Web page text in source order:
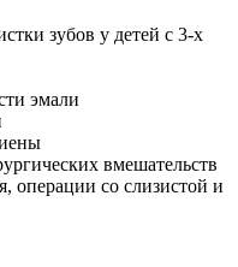
зубов у детей с 3-х
эмали
вмешательств
операции со слизистой и